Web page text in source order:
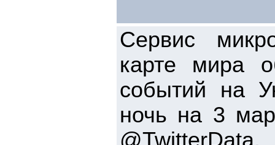
Сервис
карте мира
событий на
ночь на 3